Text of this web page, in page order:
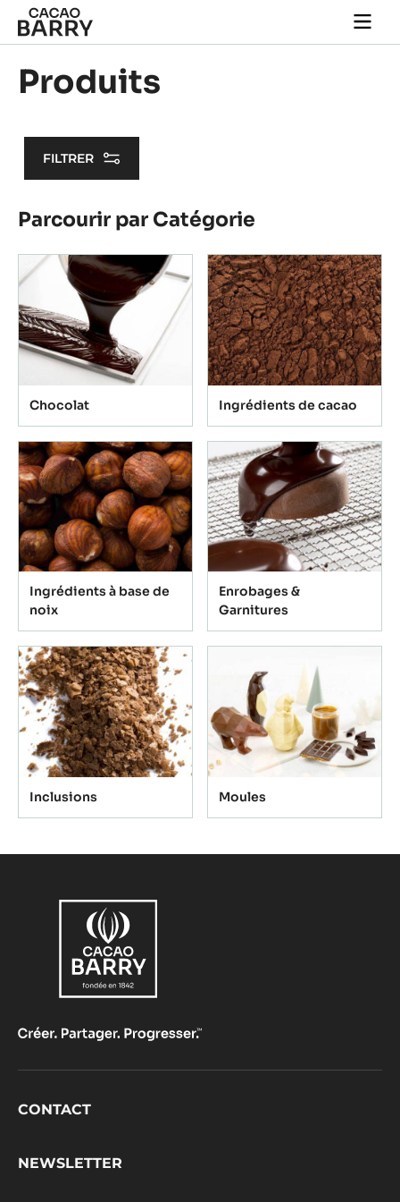
Skip to main content
main
Produits
FILTRER
Results
Parcourir par Catégorie
Chocolat Ingrédients de cacao
Ingrédients à base de
noix
Enrobages &
Garnitures
Inclusions Moules
Footer
CONTACT
NEWSLETTER